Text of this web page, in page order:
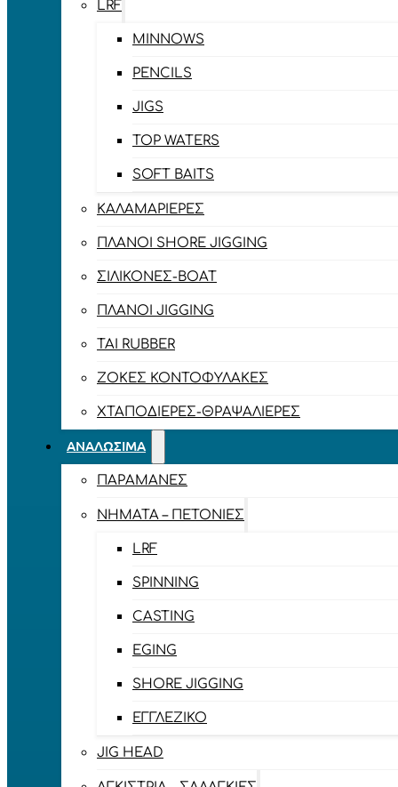
LRF
MINNOWS
PENCILS
JIGS
TOP WATERS
SOFT BAITS
ΚΑΛΑΜΑΡΙΈΡΕΣ
ΠΛΆΝΟΙ SHORE JIGGING
ΣΙΛΙΚΌΝΕΣ-BOAT
ΠΛΆΝΟΙ JIGGING
TAI RUBBER
ΖΌΚΕΣ ΚΟΝΤΟΦΎΛΑΚΕΣ
ΧΤΑΠΟΔΙΈΡΕΣ-ΘΡΑΨΑΛΙΈΡΕΣ
ΑΝΑΛΏΣΙΜΑ
ΠΑΡΑΜΆΝΕΣ
ΝΉΜΑΤΑ – ΠΕΤΟΝΙΈΣ
LRF
SPINNING
CASTING
EGING
SHORE JIGGING
ΕΓΓΛΈΖΙΚΟ
JIG HEAD